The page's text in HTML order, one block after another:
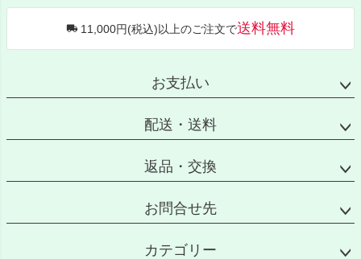
へ
11,000円(税込)以上のご注文で送料無料
お支払い
配送・送料
返品・交換
お問合せ先
カテゴリー